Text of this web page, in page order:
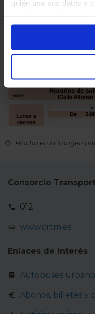
quién usa sus datos y
momento desde la
el Menú de
Si lo permite, también
Recopilar
geográfica que
Identificar su
para buscar
consentimiento en
La publicidad digital
similares (como, por
permite financiar
Pulsando el botón
Pincha en la imagen
Consorcio
012
www.crtm.es
Enlaces de interés
Autobuses
Abonos, billetes y